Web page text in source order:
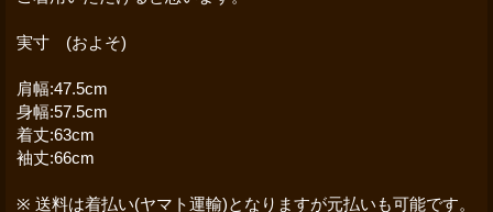
実寸 (およそ)
肩幅:47.5cm
身幅:57.5cm
着丈:63cm
袖丈:66cm
※ 送料は着払い(ヤマト運輸)となりますが元払いも可能です。